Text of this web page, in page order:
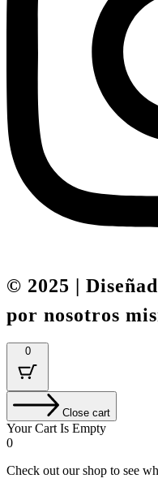
© 2025 |
por nosotros
0
Close cart
Your Cart Is Empty
0
Check out our shop to see